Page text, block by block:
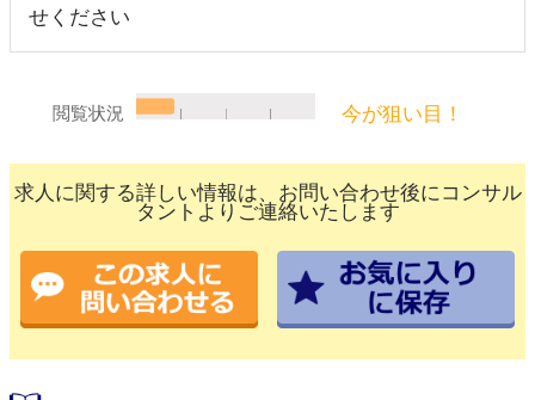
せください
閲覧状況 今が狙い目！
求人に関する詳しい情報は、お問い合わせ後にコンサル
タントよりご連絡いたします